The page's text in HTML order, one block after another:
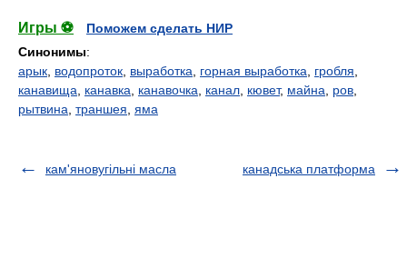
Игры ⚽
Поможем сделать НИР
Синонимы:
арык водопроток выработка горная выработка гробля
канавища
канавка канавочка канал кювет, майна ров
рытвина траншея яма
кам'яновугільні масла канадська платформа